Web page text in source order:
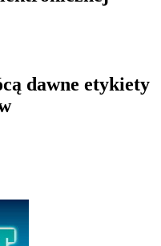
dawne etykiety